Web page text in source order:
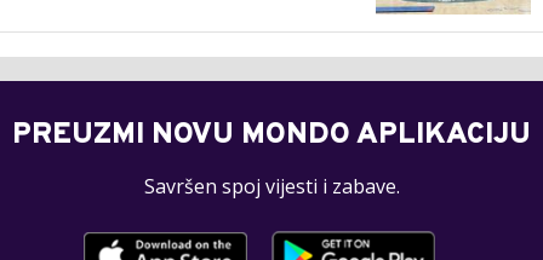
PREUZMI NOVU MONDO APLIKACIJU
Savršen spoj vijesti i zabave.